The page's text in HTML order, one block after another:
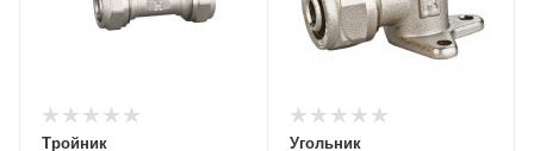
Тройник
Угольник